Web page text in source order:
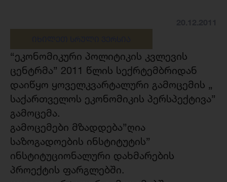
“ეკონომიკური პოლიტიკის კვლევის
ცენტრმა” 2011 წლის სექრტემბრიდან
დაიწყო ყოველკვარტალური გამოცემის „
საქართველოს ეკონომიკის პერსპექტივა”
გამოცემა.
გამოცემები მზადდება”ღია
საზოგადოების ინსტიტუტის”
ინსტიტუციონალური დახმარების
პროექტის ფარგლებში.